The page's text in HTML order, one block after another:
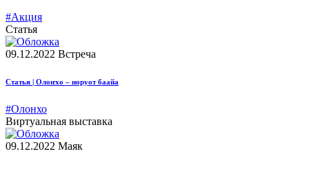
#Акция
Статья
09.12.2022 Встреча
Статья | Олоҥхо – норуот баайа
#Олонхо
Виртуальная выставка
09.12.2022 Маяк